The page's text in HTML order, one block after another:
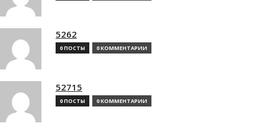
5262
0 ПОСТЫ 0 КОММЕНТАРИИ
52715
0 ПОСТЫ 0 КОММЕНТАРИИ